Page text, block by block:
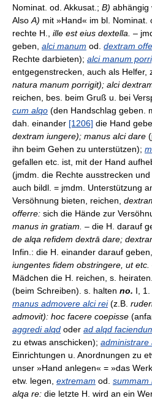
Nominat. od. Akkusat.; B) abhängig
Also A) mit »Hand« im bl. Nominat.
rechte H., ille est eius dextella. –
geben, alci manum od. dextram
Rechte darbieten); alci manum
entgegenstrecken, auch als Helfer,
natura manum porrigit); alci
reichen, bes. beim Gruß u. bei
cum alqo (den Handschlag geben.
dah. einander [1206] die Hand
dextram iungere); manus alci dare
ihn beim Gehen zu unterstützen);
gefallen etc. ist, mit der Hand
(jmdm. die Rechte ausstrecken
auch bildl. = jmdm. Unterstützung
Versöhnung bieten, reichen,
offerre: sich die Hände zur
manus in gratiam. – die H. darauf
de alqa refidem dextrā dare;
Infin.: die H. einander darauf
iungentes fidem obstringere, ut etc.
Mädchen die H. reichen, s.
(beim Schreiben). s. halten no. I, 1.
manus admovere alci rei(z.B.
admovit): hoc facere coepisse
aggredi alqd oder ad alqd
zu etwas anschicken); administrare
Einrichtungen u. Anordnungen zu
unser »Hand anlegen« = »das
etw. legen, extremam od. summam
alqa re: die letzte H. wird an ein